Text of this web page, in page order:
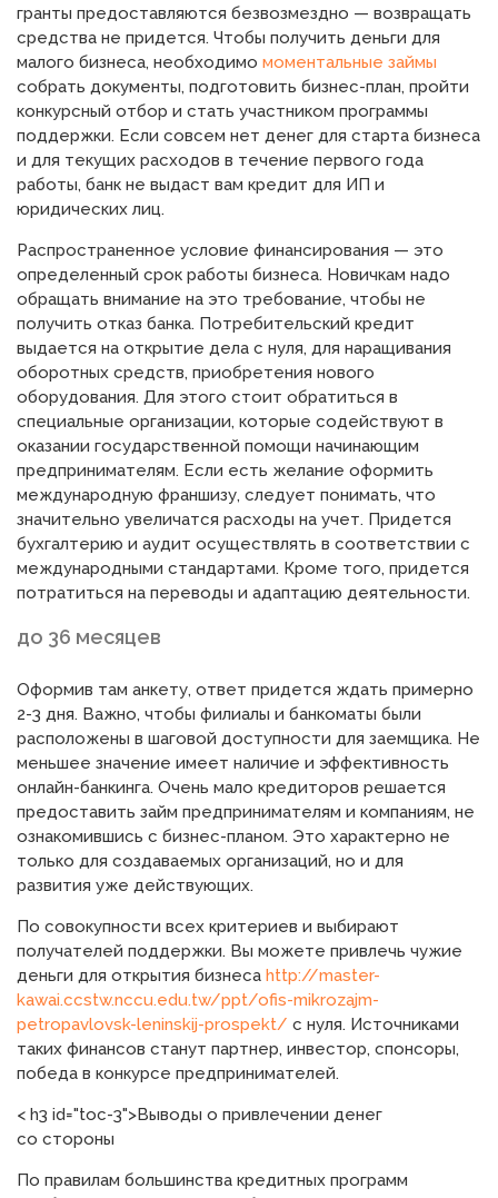
гранты предоставляются безвозмездно — возвращать
средства не придется. Чтобы получить деньги для
малого бизнеса, необходимо моментальные займы
собрать документы, подготовить бизнес-план, пройти
конкурсный отбор и стать участником программы
поддержки. Если совсем нет денег для старта бизнеса
и для текущих расходов в течение первого года
работы, банк не выдаст вам кредит для ИП и
юридических лиц.
Распространенное условие финансирования — это
определенный срок работы бизнеса. Новичкам надо
обращать внимание на это требование, чтобы не
получить отказ банка. Потребительский кредит
выдается на открытие дела с нуля, для наращивания
оборотных средств, приобретения нового
оборудования. Для этого стоит обратиться в
специальные организации, которые содействуют в
оказании государственной помощи начинающим
предпринимателям. Если есть желание оформить
международную франшизу, следует понимать, что
значительно увеличатся расходы на учет. Придется
бухгалтерию и аудит осуществлять в соответствии с
международными стандартами. Кроме того, придется
потратиться на переводы и адаптацию деятельности.
до 36 месяцев
Оформив там анкету, ответ придется ждать примерно
2-3 дня. Важно, чтобы филиалы и банкоматы были
расположены в шаговой доступности для заемщика. Не
меньшее значение имеет наличие и эффективность
онлайн-банкинга. Очень мало кредиторов решается
предоставить займ предпринимателям и компаниям, не
ознакомившись с бизнес-планом. Это характерно не
только для создаваемых организаций, но и для
развития уже действующих.
По совокупности всех критериев и выбирают
получателей поддержки. Вы можете привлечь чужие
деньги для открытия бизнеса http://master-
kawai.ccstw.nccu.edu.tw/ppt/ofis-mikrozajm-
petropavlovsk-leninskij-prospekt/ с нуля. Источниками
таких финансов станут партнер, инвестор, спонсоры,
победа в конкурсе предпринимателей.
< h3 id="toc-3">Выводы о привлечении денег
со стороны
По правилам большинства кредитных программ